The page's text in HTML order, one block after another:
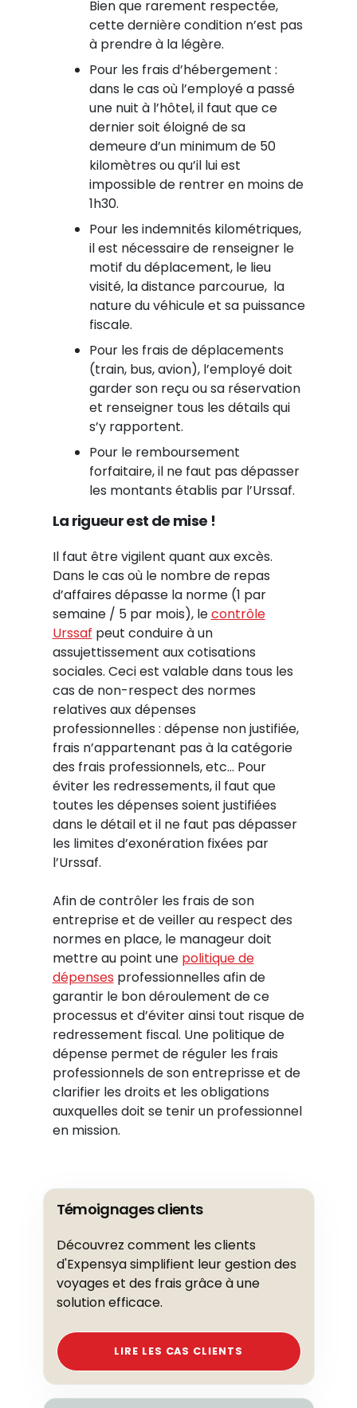
Bien que rarement respectée,
cette dernière condition n’est pas
à prendre à la légère.
Pour les frais d’hébergement :
dans le cas où l’employé a passé
une nuit à l’hôtel, il faut que ce
dernier soit éloigné de sa
demeure d’un minimum de 50
kilomètres ou qu’il lui est
impossible de rentrer en moins de
1h30.
Pour les indemnités kilométriques,
il est nécessaire de renseigner le
motif du déplacement, le lieu
visité, la distance parcourue, la
nature du véhicule et sa puissance
fiscale.
Pour les frais de déplacements
(train, bus, avion), l’employé doit
garder son reçu ou sa réservation
et renseigner tous les détails qui
s’y rapportent.
Pour le remboursement
forfaitaire, il ne faut pas dépasser
les montants établis par l’Urssaf.
La rigueur est de mise !
Il faut être vigilent quant aux excès.
Dans le cas où le nombre de repas
d’affaires dépasse la norme (1 par
semaine / 5 par mois), lecontrôle
Urssaf peut conduire à un
assujettissement aux cotisations
sociales. Ceci est valable dans tous les
cas de non-respect des normes
relatives aux dépenses
professionnelles : dépense non justifiée,
frais n’appartenant pas à la catégorie
des frais professionnels, etc… Pour
éviter les redressements, il faut que
toutes les dépenses soient justifiées
dans le détail et il ne faut pas dépasser
les limites d’exonération fixées par
l’Urssaf.
Afin de contrôler les frais de son
entreprise et de veiller au respect des
normes en place, le manageur doit
mettre au point une politique de
dépenses professionnelles afin de
garantir le bon déroulement de ce
processus et d’éviter ainsi tout risque de
redressement fiscal. Une politique de
dépense permet de réguler les frais
professionnels de son entreprisse et de
clarifier les droits et les obligations
auxquelles doit se tenir un professionnel
en mission.
Témoignages clients
Découvrez comment les clients
d'Expensya simplifient leur gestion des
voyages et des frais grâce à une
solution efficace.
LIRE LES CAS CLIENTS